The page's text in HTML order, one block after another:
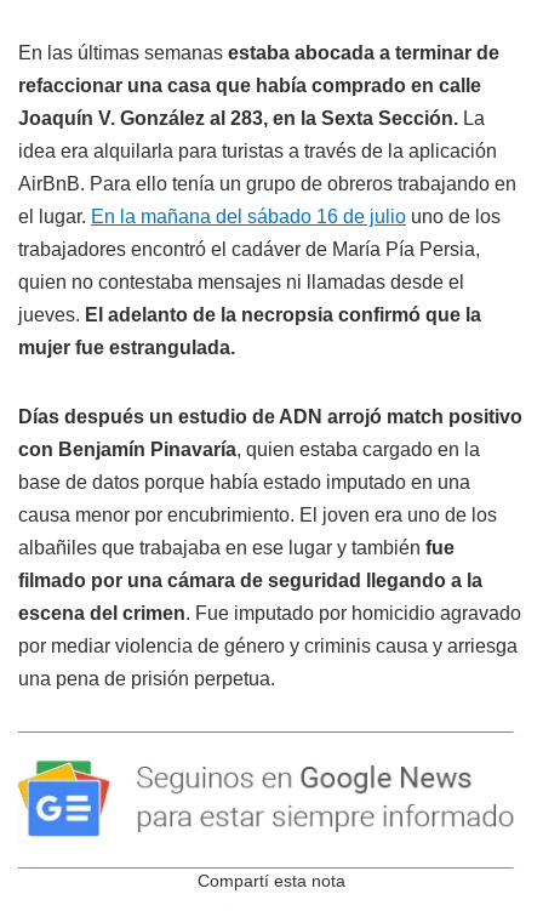
En las últimas semanas estaba abocada a terminar de
refaccionar una casa que había comprado en calle
Joaquín V. González al 283, en la Sexta Sección. La
idea era alquilarla para turistas a través de la aplicación
AirBnB. Para ello tenía un grupo de obreros trabajando en
el lugar. En la mañana del sábado 16 de julio uno de los
trabajadores encontró el cadáver de María Pía Persia,
quien no contestaba mensajes ni llamadas desde el
jueves. El adelanto de la necropsia confirmó que la
mujer fue estrangulada.
Días después un estudio de ADN arrojó match positivo
con Benjamín Pinavaría, quien estaba cargado en la
base de datos porque había estado imputado en una
causa menor por encubrimiento. El joven era uno de los
albañiles que trabajaba en ese lugar y también fue
filmado por una cámara de seguridad llegando a la
escena del crimen. Fue imputado por homicidio agravado
por mediar violencia de género y criminis causa y arriesga
una pena de prisión perpetua.